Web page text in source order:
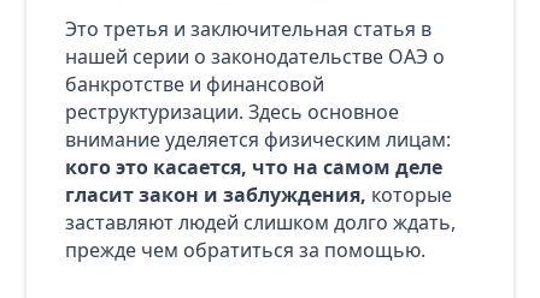
Это третья и заключительная статья в
нашей серии о законодательстве ОАЭ о
банкротстве и финансовой
реструктуризации. Здесь основное
внимание уделяется физическим лицам:
кого это касается, что на самом деле
гласит закон и заблуждения, которые
заставляют людей слишком долго ждать,
прежде чем обратиться за помощью.